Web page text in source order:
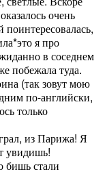
очень
я про
в соседнем
побежала туда.
(так зовут мою
по-английски,
только
из Парижа! Я
увидишь!
бишь стали